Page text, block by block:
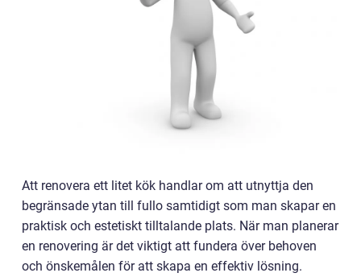
Att renovera ett litet kök handlar om att utnyttja den
begränsade ytan till fullo samtidigt som man skapar en
praktisk och estetiskt tilltalande plats. När man planerar
en renovering är det viktigt att fundera över behoven
och önskemålen för att skapa en effektiv lösning.